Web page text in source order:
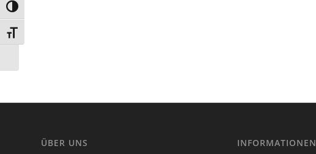
Umschalten auf hohe Kontraste
Schrift vergrößern
ÜBER UNS INFORMATIONEN